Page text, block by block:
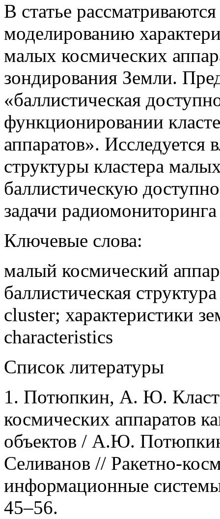
В статье
моделированию
малых космических
зондирования Земли.
«баллистическая
функционировании
аппаратов». Исследуется
структуры кластера
баллистическую
задачи
Ключевые слова:
малый космический
баллистическая
cluster; характеристики
characteristics
Список литературы
1. Потюпкин, А. Ю.
космических аппаратов
объектов / А.Ю.
Селиванов // Ракетно-
информационные
45–56.